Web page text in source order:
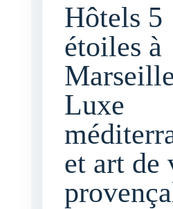
Hôtels 5
étoiles à
Luxe
et art de